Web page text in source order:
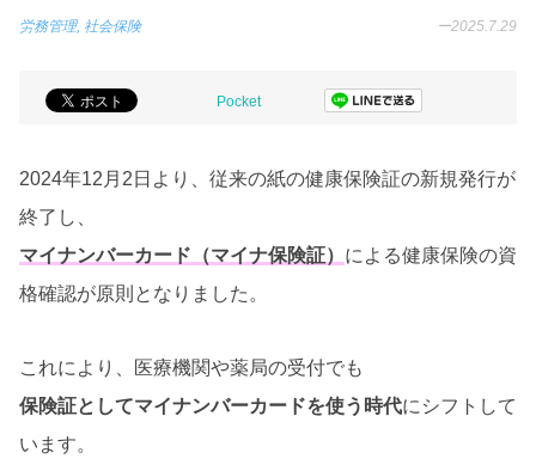
ー2025.7.29
労務管理, 社会保険
Pocket
2024年12月2日より、従来の紙の健康保険証の新規発行が
終了し、
マイナンバーカード（マイナ保険証） による健康保険の資
格確認が原則となりました。
これにより、医療機関や薬局の受付でも
保険証としてマイナンバーカードを使う時代にシフトして
います。